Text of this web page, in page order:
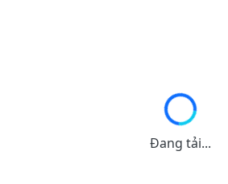
Đang tải...